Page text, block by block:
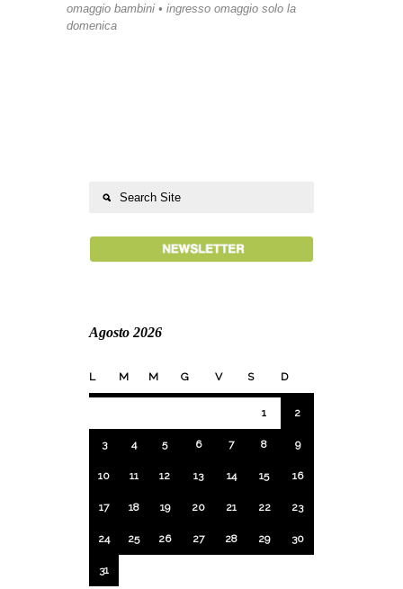
omaggio bambini • ingresso omaggio solo la
domenica
Agosto 2026
L M M G V S D
1 2
3 4 5 6 7 8 9
10 11 12 13 14 15 16
17 18 19 20 21 22 23
24 25 26 27 28 29 30
31